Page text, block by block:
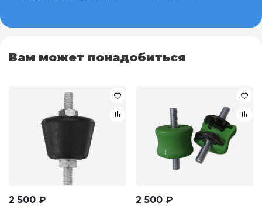
Вам может понадобиться
2 500 ₽ 2 500 ₽